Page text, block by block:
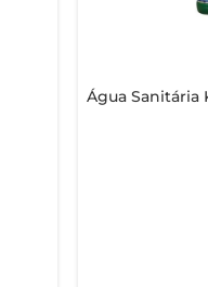
Água Sanitária